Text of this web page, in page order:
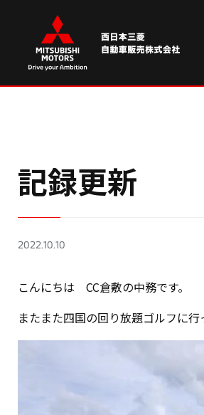
記録更新
2022.10.10
こんにちは CC倉敷の中務です。
またまた四国の回り放題ゴルフに行